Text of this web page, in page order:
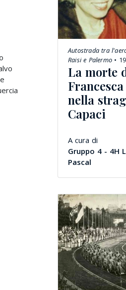
Autostrada tra
Raisi e Palermo •
La morte
nella
Capaci
A cura di
Gruppo 4 - 4H
Pascal